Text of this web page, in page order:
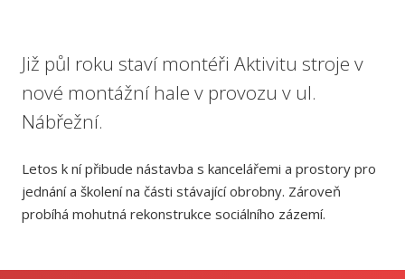
Již půl roku staví montéři Aktivitu stroje v
nové montážní hale v provozu v ul.
Nábřežní.
Letos k ní přibude nástavba s kancelářemi a prostory pro
jednání a školení na části stávající obrobny. Zároveň
probíhá mohutná rekonstrukce sociálního zázemí.